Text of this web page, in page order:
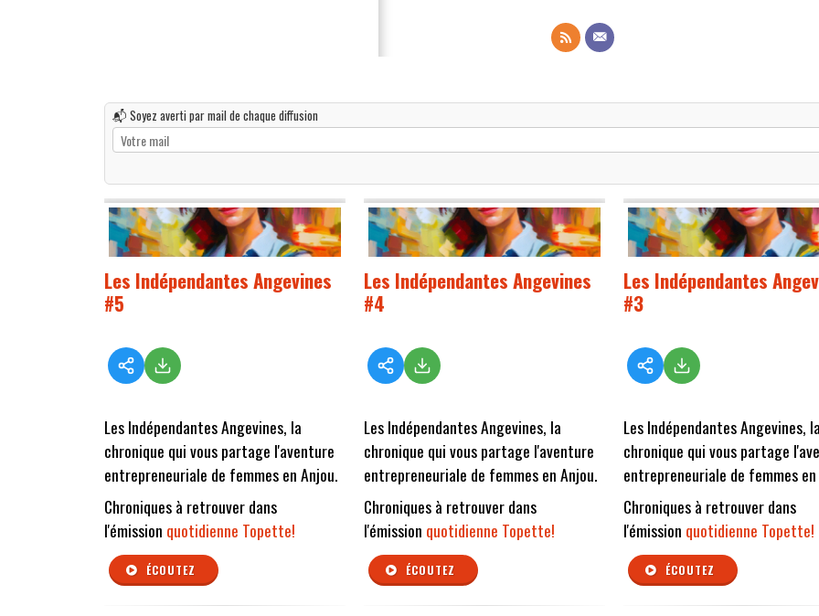
📬 Soyez averti par mail de chaque diffusion
Les Indépendantes Angevines
#5
Les Indépendantes Angevines, la
chronique qui vous partage l'aventure
entrepreneuriale de femmes en Anjou.
Chroniques à retrouver dans
l'émission quotidienne Topette!
ÉCOUTEZ
Les Indépendantes Angevines
#4
Les Indépendantes Angevines, la
chronique qui vous partage l'aventure
entrepreneuriale de femmes en Anjou.
Chroniques à retrouver dans
l'émission quotidienne Topette!
ÉCOUTEZ
Les Indépendantes
#3
Les Indépendantes Angevines, la
chronique qui vous partage
entrepreneuriale de femmes en
Chroniques à retrouver dans
l'émission quotidienne Topette!
ÉCOUTEZ